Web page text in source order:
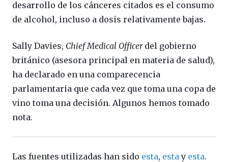
desarrollo de los cánceres citados es el consumo
de alcohol, incluso a dosis relativamente bajas.
Sally Davies, Chief Medical Officerdel gobierno
británico (asesora principal en materia de salud),
ha declarado en una comparecencia
parlamentaria que cada vez que toma una copa de
vino toma una decisión. Algunos hemos tomado
nota.
Las fuentes utilizadas han sido esta, estay esta.